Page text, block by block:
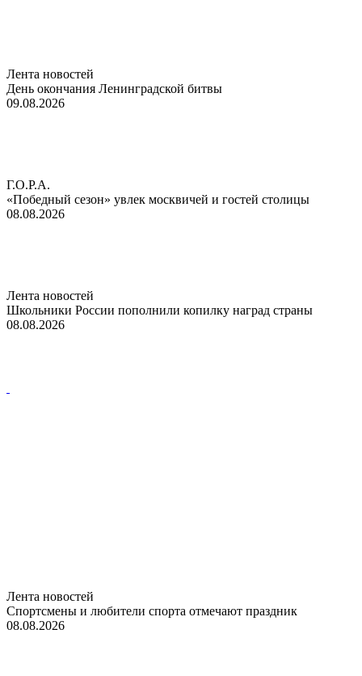
Лента новостей
День окончания Ленинградской битвы
09.08.2026
Г.О.Р.А.
«Победный сезон» увлек москвичей и гостей столицы
08.08.2026
Лента новостей
Школьники России пополнили копилку наград страны
08.08.2026
Лента новостей
Спортсмены и любители спорта отмечают праздник
08.08.2026